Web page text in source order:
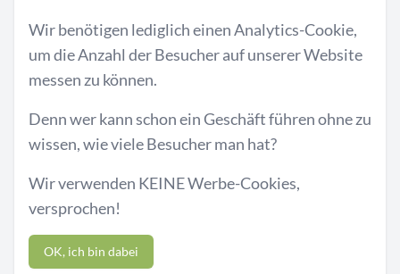
Wir benötigen lediglich einen Analytics-Cookie,
um die Anzahl der Besucher auf unserer Website
messen zu können.
Denn wer kann schon ein Geschäft führen ohne zu
wissen, wie viele Besucher man hat?
Wir verwenden KEINE Werbe-Cookies,
versprochen!
OK, ich bin dabei